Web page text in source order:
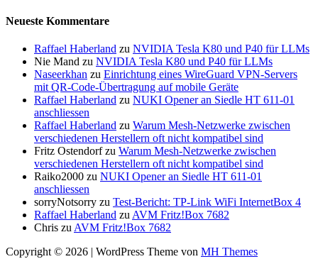
Neueste Kommentare
Raffael Haberland zu NVIDIA Tesla K80 und P40 für LLMs
Nie Mand zu NVIDIA Tesla K80 und P40 für LLMs
Naseerkhan zu Einrichtung eines WireGuard VPN-Servers
mit QR-Code-Übertragung auf mobile Geräte
Raffael Haberland zu NUKI Opener an Siedle HT 611-01
anschliessen
Raffael Haberland zu Warum Mesh-Netzwerke zwischen
verschiedenen Herstellern oft nicht kompatibel sind
Fritz Ostendorfzu Warum Mesh-Netzwerke zwischen
verschiedenen Herstellern oft nicht kompatibel sind
Raiko2000 zu NUKI Opener an Siedle HT 611-01
anschliessen
sorryNotsorry zu Test-Bericht: TP-Link WiFi InternetBox 4
Raffael Haberland zu AVM Fritz!Box 7682
Chris zu AVM Fritz!Box 7682
Copyright © 2026 | WordPress Theme von MH Themes